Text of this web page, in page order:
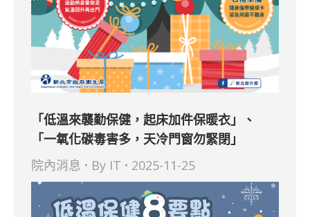
「低溫來襲勤保健，起床加件保暖衣」、
「一氧化碳毒害多，天冷門窗勿緊閉」
院內消息
By IT 2025-11-25